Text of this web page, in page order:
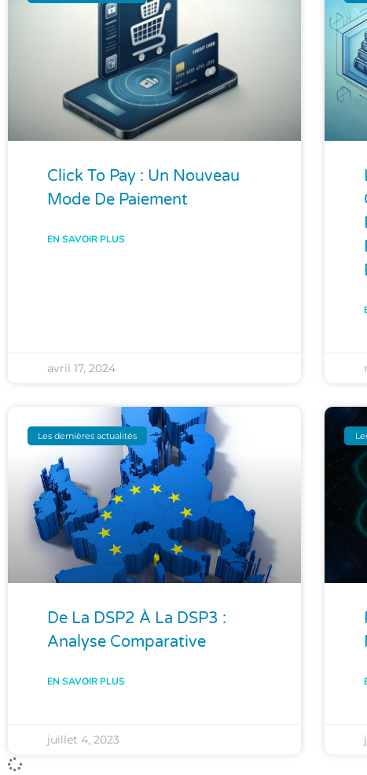
Click To Pay : Un Nouveau
Mode De Paiement
EN SAVOIR PLUS
avril 17, 2024
Les dernières actualités
De La DSP2 À La DSP3 :
Analyse Comparative
EN SAVOIR PLUS
juillet 4, 2023